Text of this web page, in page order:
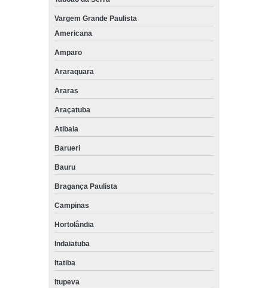
Vargem Grande Paulista
Americana
Amparo
Araraquara
Araras
Araçatuba
Atibaia
Barueri
Bauru
Bragança Paulista
Campinas
Hortolândia
Indaiatuba
Itatiba
Itupeva